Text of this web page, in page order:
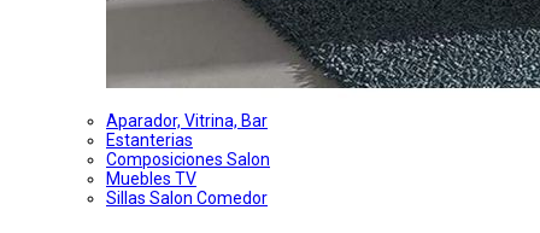
Aparador, Vitrina, Bar
Estanterias
Composiciones Salon
Muebles TV
Sillas Salon Comedor